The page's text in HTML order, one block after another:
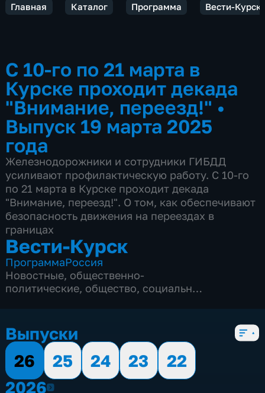
Главная Каталог Программа Вести-Курск
С 10-го по 21 марта в
Курске проходит декада
"Внимание, переезд!" •
Выпуск 19 марта 2025
года
Железнодорожники и сотрудники ГИБДД
усиливают профилактическую работу. С 10-го
по 21 марта в Курске проходит декада
"Внимание, переезд!". О том, как обеспечивают
безопасность движения на переездах в
границах
Вести-Курск
ПрограммаРоссия
Новостные, общественно-
политические, общество, социально-
Выпуски
26
25 24 23
22
20262026